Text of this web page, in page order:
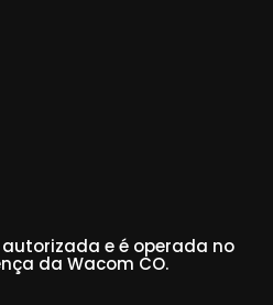
e é operada no
da Wacom CO.